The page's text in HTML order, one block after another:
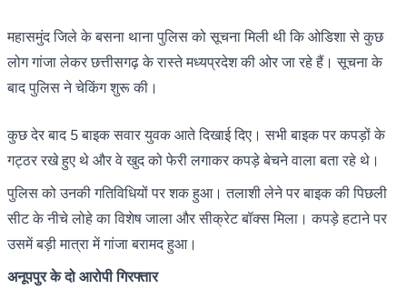
महासमुंद जिले के बसना थाना पुलिस को सूचना मिली थी कि ओडिशा से कुछ
लोग गांजा लेकर छत्तीसगढ़ के रास्ते मध्यप्रदेश की ओर जा रहे हैं। सूचना के
बाद पुलिस ने चेकिंग शुरू की।
कुछ देर बाद 5 बाइक सवार युवक आते दिखाई दिए। सभी बाइक पर कपड़ों के
गट्ठर रखे हुए थे और वे खुद को फेरी लगाकर कपड़े बेचने वाला बता रहे थे।
पुलिस को उनकी गतिविधियों पर शक हुआ। तलाशी लेने पर बाइक की पिछली
सीट के नीचे लोहे का विशेष जाला और सीक्रेट बॉक्स मिला। कपड़े हटाने पर
उसमें बड़ी मात्रा में गांजा बरामद हुआ।
अनूपपुर के दो आरोपी गिरफ्तार